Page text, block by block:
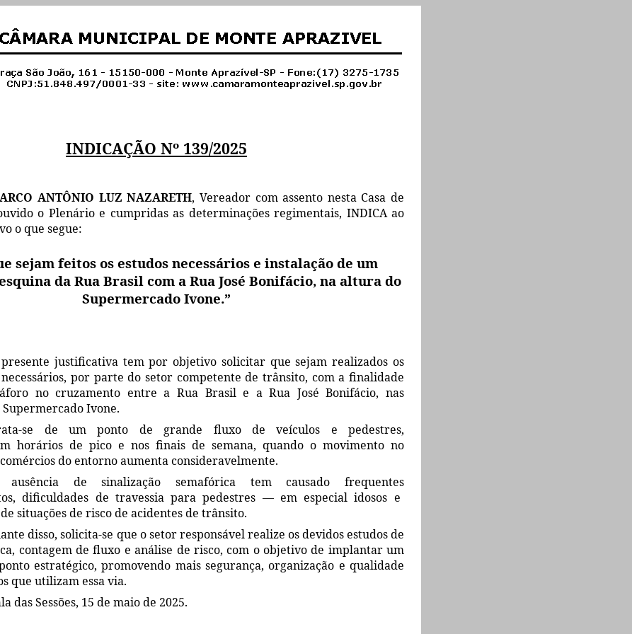
INDICAÇÃO Nº 139/2025
ANTÔNIO LUZ NAZARETH, Vereador com assento nesta Casa de
o Plenário e cumpridas as determinações regimentais, INDICA ao
o que segue:
sejam feitos os estudos necessários e instalação de um
da Rua Brasil com a Rua José Bonifácio, na altura do
Supermercado Ivone.”
justificativa tem por objetivo solicitar que sejam realizados os
, por parte do setor competente de trânsito, com a finalidade
no cruzamento entre a Rua Brasil e a Rua José Bonifácio, nas
Supermercado Ivone.
se de um ponto de grande fluxo de veículos e pedestres,
horários de pico e nos finais de semana, quando o movimento no
do entorno aumenta consideravelmente.
ausência de sinalização semafórica tem causado frequentes
dificuldades de travessia para pedestres — em especial idosos e
situações de risco de acidentes de trânsito.
disso, solicita-se que o setor responsável realize os devidosestudos de
contagem de fluxo e análise de risco, com o objetivo de implantar um
estratégico, promovendo mais segurança, organização e qualidade
que utilizam essa via.
das Sessões, 15 de maio de 2025.